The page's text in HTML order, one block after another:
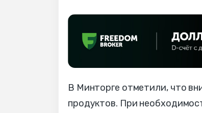
В Минторге отметили, что
продуктов. При